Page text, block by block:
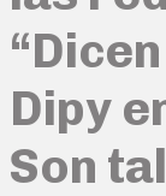
Dipy
Son